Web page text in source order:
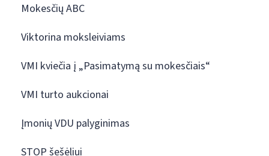
Mokesčių ABC
Viktorina moksleiviams
VMI kviečia į „Pasimatymą su mokesčiais“
VMI turto aukcionai
Įmonių VDU palyginimas
STOP šešėliui